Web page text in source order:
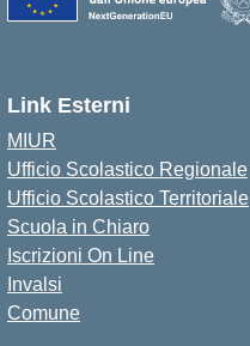
Link Esterni
MIUR
Ufficio Scolastico Regionale
Ufficio Scolastico Territoriale
Scuola in Chiaro
Iscrizioni On Line
Invalsi
Comune